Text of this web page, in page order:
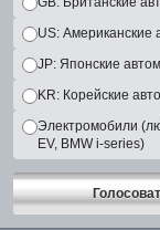
US: Американские
JP: Японские
KR: Корейские
Электромобили
EV, BMW i-series)